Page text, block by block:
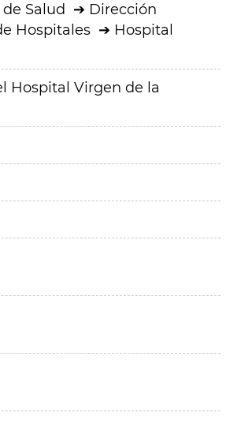
Salud
Dirección
Hospitales
Hospital
Hospital Virgen de la